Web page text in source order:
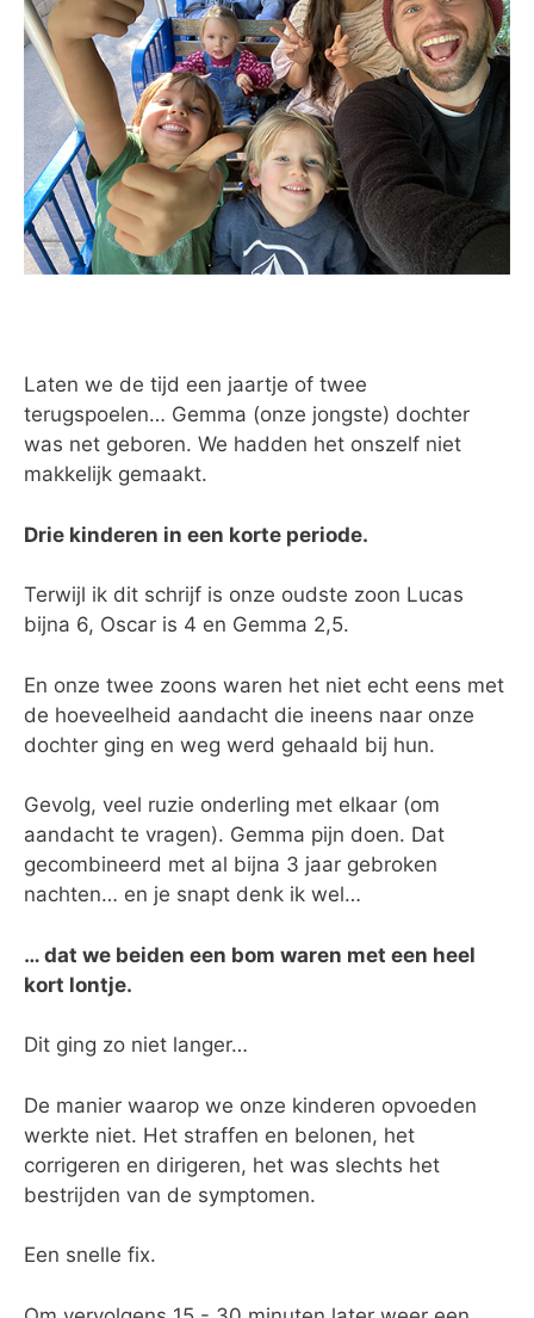
Laten we de tijd een jaartje of twee
terugspoelen… Gemma (onze jongste) dochter
was net geboren. We hadden het onszelf niet
makkelijk gemaakt.
Drie kinderen in een korte periode.
Terwijl ik dit schrijf is onze oudste zoon Lucas
bijna 6, Oscar is 4 en Gemma 2,5.
En onze twee zoons waren het niet echt eens met
de hoeveelheid aandacht die ineens naar onze
dochter ging en weg werd gehaald bij hun.
Gevolg, veel ruzie onderling met elkaar (om
aandacht te vragen). Gemma pijn doen. Dat
gecombineerd met al bijna 3 jaar gebroken
nachten… en je snapt denk ik wel…
… dat we beiden een bom waren met een heel
kort lontje.
Dit ging zo niet langer…
De manier waarop we onze kinderen opvoeden
werkte niet. Het straffen en belonen, het
corrigeren en dirigeren, het was slechts het
bestrijden van de symptomen.
Een snelle fix.